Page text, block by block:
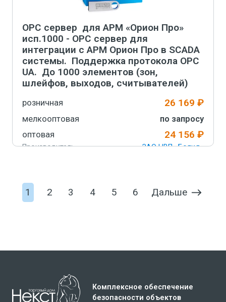
OPC сервер для АРМ «Орион Про»
исп.1000 - ОРС сервер для
интеграции с АРМ Орион Про в SCADA
системы. Поддержка протокола OPC
UA. До 1000 элементов (зон,
шлейфов, выходов, считывателей)
розничная 26 169 ₽
мелкооптовая
по запросу
оптовая
24 156 ₽
Производитель
ЗАО НВП «Болид»
- +
1 2 3 4 5 6 Дальше
Комплексное обеспечение
безопасности объектов